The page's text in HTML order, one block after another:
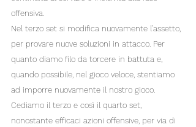
offensiva.
Nel terzo set si modifica nuovamente l'assetto,
per provare nuove soluzioni in attacco. Per
quanto diamo filo da torcere in battuta e,
quando possibile, nel gioco veloce, stentiamo
ad imporre nuovamente il nostro gioco.
Cediamo il terzo e così il quarto set,
nonostante efficaci azioni offensive, per via di